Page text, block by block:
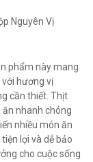
Nguyên Vị
phẩm này mang
hương vị
cần thiết. Thịt
nhanh chóng
nhiều món ăn
lợi và dễ bảo
cho cuộc sống